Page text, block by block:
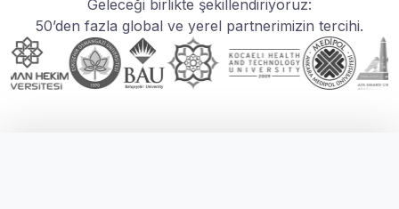
Geleceği birlikte şekillendiriyoruz:
50’den fazla global ve yerel partnerimizin tercihi.